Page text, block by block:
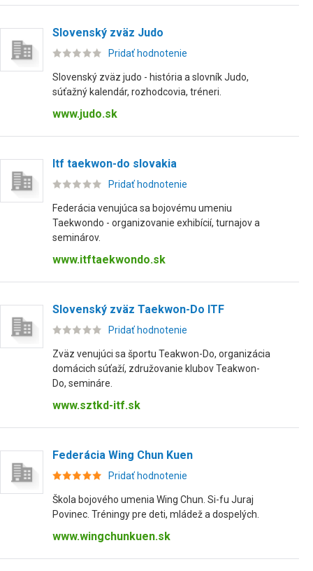
Slovenský zväz Judo
Pridať hodnotenie
Slovenský zväz judo - história a slovník Judo,
súťažný kalendár, rozhodcovia, tréneri.
www.judo.sk
Itf taekwon-do slovakia
Pridať hodnotenie
Federácia venujúca sa bojovému umeniu
Taekwondo - organizovanie exhibícií, turnajov a
seminárov.
www.itftaekwondo.sk
Slovenský zväz Taekwon-Do ITF
Pridať hodnotenie
Zväz venujúci sa športu Teakwon-Do, organizácia
domácich súťaží, združovanie klubov Teakwon-
Do, semináre.
www.sztkd-itf.sk
Federácia Wing Chun Kuen
Pridať hodnotenie
Škola bojového umenia Wing Chun. Si-fu Juraj
Povinec. Tréningy pre deti, mládež a dospelých.
www.wingchunkuen.sk